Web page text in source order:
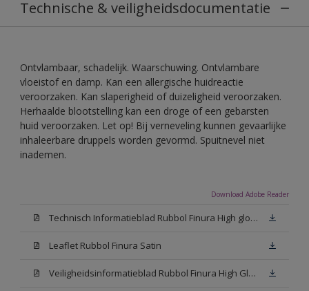
Technische & veiligheidsdocumentatie
Ontvlambaar, schadelijk. Waarschuwing. Ontvlambare
vloeistof en damp. Kan een allergische huidreactie
veroorzaken. Kan slaperigheid of duizeligheid veroorzaken.
Herhaalde blootstelling kan een droge of een gebarsten
huid veroorzaken. Let op! Bij verneveling kunnen gevaarlijke
inhaleerbare druppels worden gevormd. Spuitnevel niet
inademen.
Download Adobe Reader
Technisch Informatieblad Rubbol Finura High gloss (PDF)
Leaflet Rubbol Finura Satin
Veiligheidsinformatieblad Rubbol Finura High Gloss W05 (MSDS)